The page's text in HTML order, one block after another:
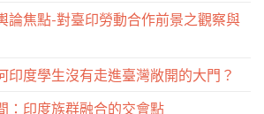
論焦點-對臺印勞動合作前景之觀察與
印度學生沒有走進臺灣敞開的大門？
：印度族群融合的交會點